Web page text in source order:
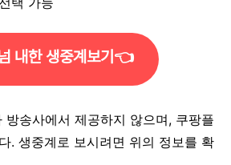
내한 생중계보기👈
방송사에서 제공하지 않으며, 쿠팡플
. 생중계로 보시려면 위의 정보를 확